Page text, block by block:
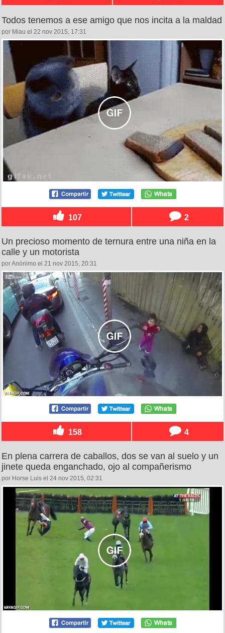
Todos tenemos a ese amigo que nos incita a la maldad
por Miau el 22 nov 2015, 17:31
107 2
Un precioso momento de ternura entre una niña en la
calle y un motorista
por Anónimo el 21 nov 2015, 20:31
158 4
En plena carrera de caballos, dos se van al suelo y un
jinete queda enganchado, ojo al compañerismo
por Horse Luis el 24 nov 2015, 02:31